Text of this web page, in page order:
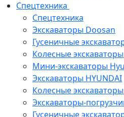
Спецтехника
Спецтехника
Экскаваторы Doosan
Гусеничные
Колесные
Мини-экскаваторы
Экскаваторы HYUNDAI
Колесные
Экскаваторы-
Гусеничные